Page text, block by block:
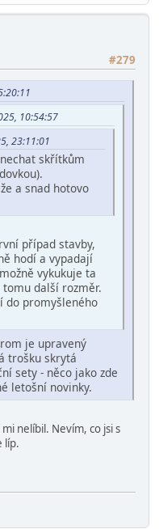
#279
10:54:57
23:11:01
skřítkům
a snad hotovo
případ stavby,
hodí a vypadají
vykukuje ta
další rozměr.
do promyšleného
je upravený
trošku skrytá
sety - něco jako zde
letošní novinky.
nelíbil. Nevím, co jsi s
líp.